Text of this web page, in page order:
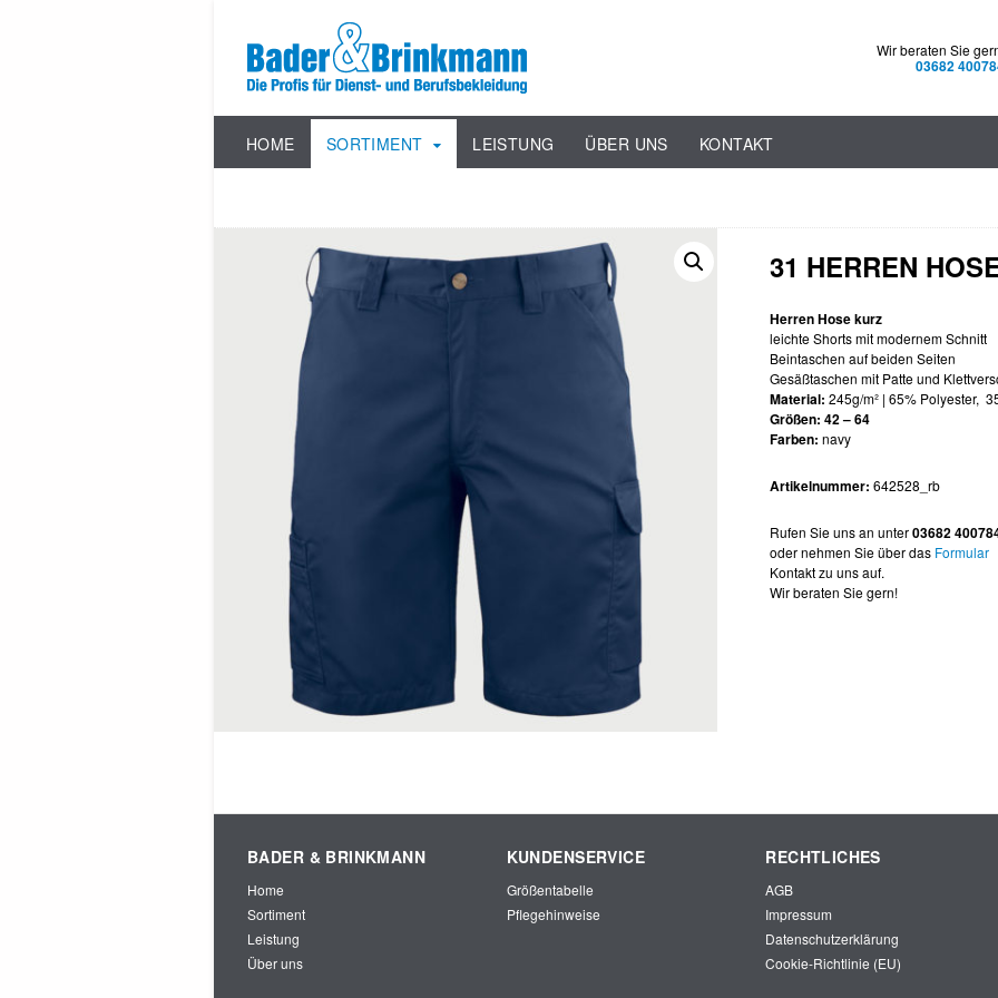
Wir beraten Sie
03682
HOME SORTIMENT LEISTUNG ÜBER UNS KONTAKT
31 HERREN
Herren Hose kurz
leichte Shorts mit modernem Schnitt
Beintaschen auf beiden Seiten
Gesäßtaschen mit Patte und
Material: 245g/m² | 65% Polyester,
Größen: 42 – 64
Farben: navy
Artikelnummer: 642528_rb
Rufen Sie uns an unter03682
oder nehmen Sie über das Formular
Kontakt zu uns auf.
Wir beraten Sie gern!
BADER & BRINKMANN
Home
Sortiment
Leistung
Über uns
KUNDENSERVICE
Größentabelle
Pflegehinweise
RECHTLICHES
AGB
Impressum
Datenschutzerklärung
Cookie-Richtlinie (EU)